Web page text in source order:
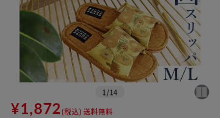
1 /14
¥1,872 (税込) 送料無料